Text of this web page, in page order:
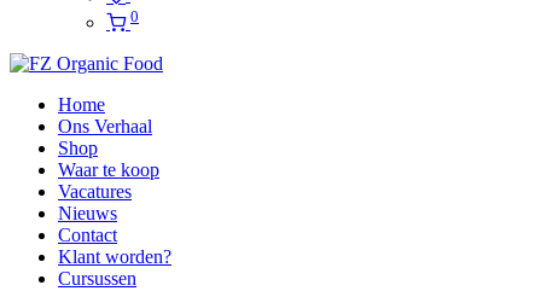
0
Home
Ons Verhaal
Shop
Waar te koop
Vacatures
Nieuws
Contact
Klant worden?
Cursussen